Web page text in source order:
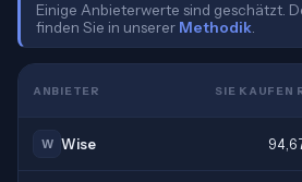
Einige Anbieterwerte sind geschätzt.
finden Sie in unserer Methodik
ANBIETER SIE KAUFEN
W Wise